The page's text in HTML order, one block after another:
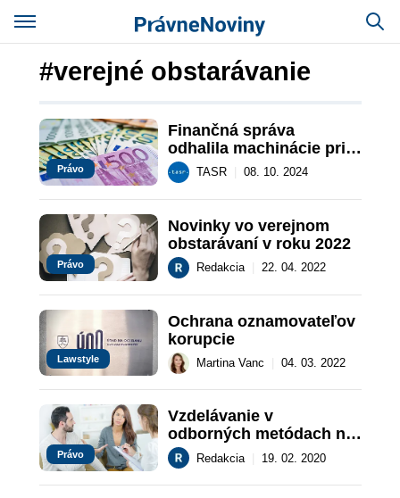
#verejné obstarávanie
Právo
Finančná správa
odhalila machinácie pri
verejnom obstarávaní
TASR 08. 10. 2024
Právo
Novinky vo verejnom
obstarávaní v roku 2022
Redakcia 22. 04. 2022
Lawstyle
Ochrana oznamovateľov
korupcie
Martina Vanc 04. 03. 2022
Právo
Vzdelávanie v
odborných metódach na
uľahčenie riešenia
konfliktných situácií v
rodine
Redakcia 19. 02. 2020